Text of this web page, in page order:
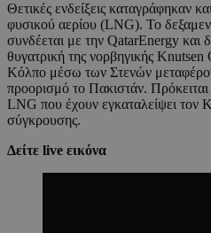
Θετικές ενδείξεις καταγράφηκαν
φυσικού αερίου (LNG). Το
συνδέεται με την QatarEnergy και
θυγατρική της νορβηγικής
Κόλπο μέσω των Στενών
προορισμό το Πακιστάν.
LNG που έχουν εγκαταλείψει τον
σύγκρουσης.
Δείτε live εικόνα